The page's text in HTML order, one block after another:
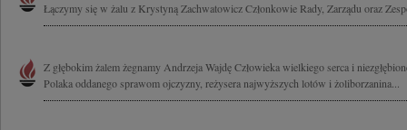
Łączymy się w żalu z Krystyną Zachwatowicz Członkowie Rady, Zarządu oraz
Z głębokim żalem żegnamy Andrzeja Wajdę Człowieka wielkiego serca i
Polaka oddanego sprawom ojczyzny, reżysera najwyższych lotów i żoliborzanina...